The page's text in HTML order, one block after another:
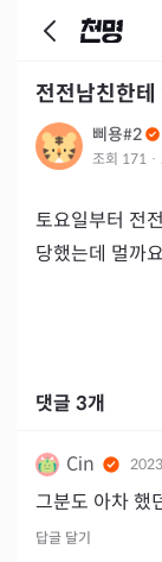
전전남친한테
삐용#2
조회 171 ·
토요일부터 전
당했는데 멀까
댓글 3개
Cin
그분도 아차 했
답글 달기